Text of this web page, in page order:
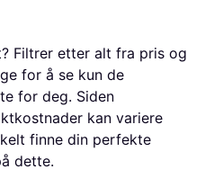
Filtrer etter alt fra pris og
for å se kun de
for deg. Siden
kan variere
finne din perfekte
dette.